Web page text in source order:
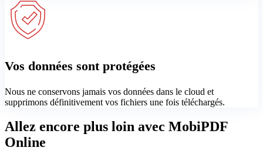
Vos données sont protégées
Nous ne conservons jamais vos données dans le cloud et
supprimons définitivement vos fichiers une fois téléchargés.
Allez encore plus loin avec MobiPDF
Online